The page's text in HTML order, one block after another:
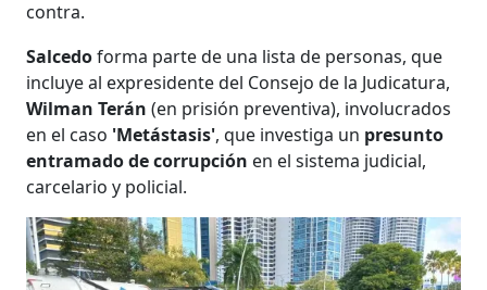
contra.
Salcedoforma parte de una lista de personas, que
incluye al expresidente del Consejo de la Judicatura,
Wilman Terán(en prisión preventiva), involucrados
en el caso 'Metástasis', que investiga un presunto
entramado de corrupción en el sistema judicial,
carcelario y policial.